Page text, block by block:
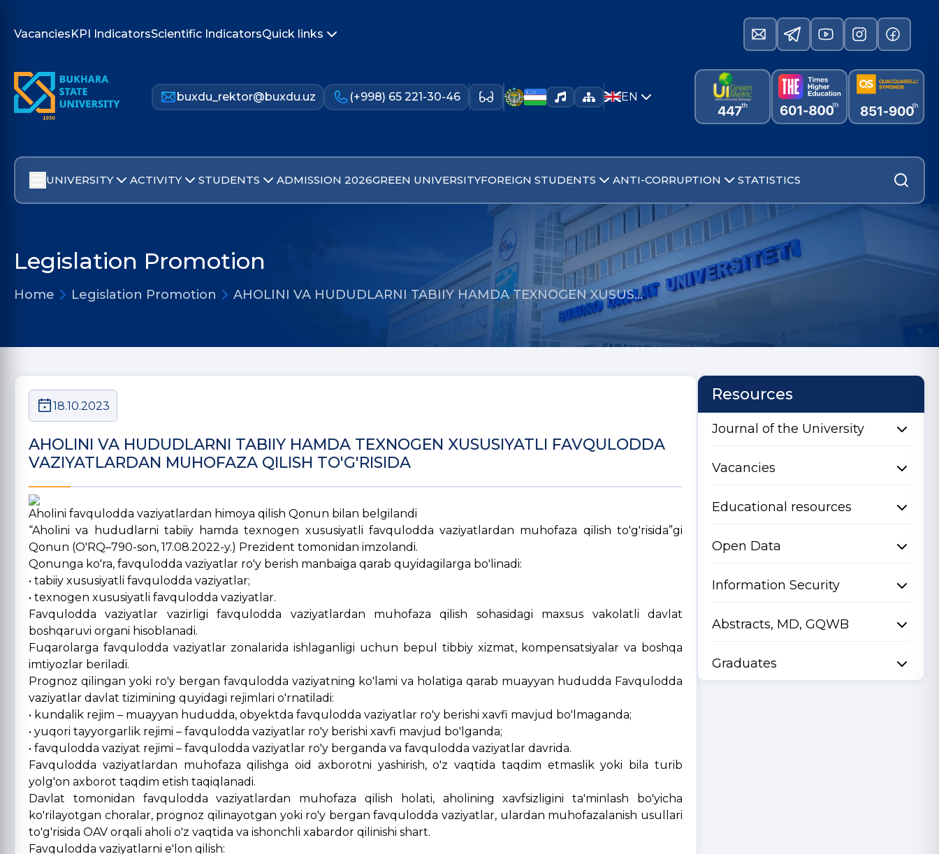
VacanciesKPI IndicatorsScientific IndicatorsQuick links
buxdu_rektor@buxdu.uz (+998) 65 221-30-46 EN
UNIVERSITY ACTIVITY STUDENTS ADMISSION 2026GREEN UNIVERSITYFOREIGN STUDENTS ANTI-CORRUPTION STATISTICS
Legislation Promotion
Home Legislation Promotion AHOLINI VA HUDUDLARNI TABIIY HAMDA TEXNOGEN XUSUS…
18.10.2023
AHOLINI VA HUDUDLARNI TABIIY HAMDA TEXNOGEN XUSUSIYATLI FAVQULODDA
VAZIYATLARDAN MUHOFAZA QILISH TO'G'RISIDA
Aholini favqulodda vaziyatlardan himoya qilish Qonun bilan belgilandi
“Aholini va hududlarni tabiiy hamda texnogen xususiyatli favqulodda vaziyatlardan muhofaza qilish to'g'risida”gi
Qonun (O'RQ–790-son, 17.08.2022-y.) Prezident tomonidan imzolandi.
Qonunga ko'ra, favqulodda vaziyatlar ro'y berish manbaiga qarab quyidagilarga bo'linadi:
• tabiiy xususiyatli favqulodda vaziyatlar;
• texnogen xususiyatli favqulodda vaziyatlar.
Favqulodda vaziyatlar vazirligi favqulodda vaziyatlardan muhofaza qilish sohasidagi maxsus vakolatli davlat
boshqaruvi organi hisoblanadi.
Fuqarolarga favqulodda vaziyatlar zonalarida ishlaganligi uchun bepul tibbiy xizmat, kompensatsiyalar va boshqa
imtiyozlar beriladi.
Prognoz qilingan yoki ro'y bergan favqulodda vaziyatning ko'lami va holatiga qarab muayyan hududda Favqulodda
vaziyatlar davlat tizimining quyidagi rejimlari o'rnatiladi:
• kundalik rejim – muayyan hududda, obyektda favqulodda vaziyatlar ro'y berishi xavfi mavjud bo'lmaganda;
• yuqori tayyorgarlik rejimi – favqulodda vaziyatlar ro'y berishi xavfi mavjud bo'lganda;
• favqulodda vaziyat rejimi – favqulodda vaziyatlar ro'y berganda va favqulodda vaziyatlar davrida.
Favqulodda vaziyatlardan muhofaza qilishga oid axborotni yashirish, o'z vaqtida taqdim etmaslik yoki bila turib
yolg'on axborot taqdim etish taqiqlanadi.
Davlat tomonidan favqulodda vaziyatlardan muhofaza qilish holati, aholining xavfsizligini ta'minlash bo'yicha
ko'rilayotgan choralar, prognoz qilinayotgan yoki ro'y bergan favqulodda vaziyatlar, ulardan muhofazalanish usullari
to'g'risida OAV orqali aholi o'z vaqtida va ishonchli xabardor qilinishi shart.
Favqulodda vaziyatlarni e'lon qilish:
Resources
Journal of the University
Vacancies
Educational resources
Open Data
Information Security
Abstracts, MD, GQWB
Graduates